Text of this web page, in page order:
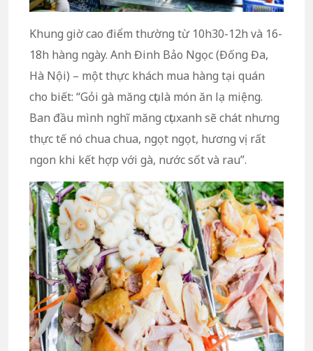
Khung giờ cao điểm thường từ 10h30-12h và 16-
18h hàng ngày. Anh Đinh Bảo Ngọc (Đống Đa,
Hà Nội) – một thực khách mua hàng tại quán
cho biết: “Gỏi gà măng cụt là món ăn lạ miệng.
Ban đầu mình nghĩ măng cụt xanh sẽ chát nhưng
thực tế nó chua chua, ngọt ngọt, hương vị rất
ngon khi kết hợp với gà, nước sốt và rau”.